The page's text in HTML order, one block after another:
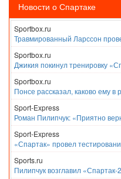
Новости о Спартаке
Sportbox.ru
Травмированный Ларссон
Sportbox.ru
Джикия покинул тренировку
Sportbox.ru
Понсе рассказал, каково ему
Sport-Express
Роман Пилипчук: «Приятно
Sport-Express
«Спартак» провел
Sports.ru
Пилипчук возглавил «Спартак-